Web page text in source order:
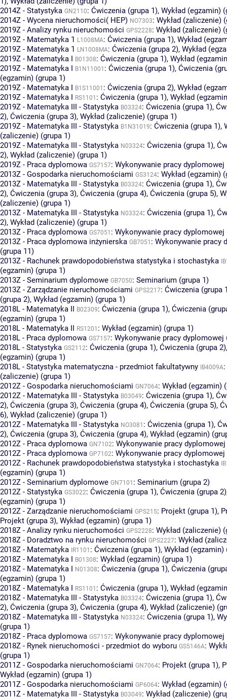
2014Z - Statystyka GN2110: Ćwiczenia (grupa 1), Wykład (egzamin)
2014Z - Wycena nieruchomości( HEP) NO7303: Wykład (zaliczenie)
2019Z - Analizy rynku nieruchomości GPS2228: Wykład (zaliczenie)
2019Z - Matematyka 1 L1008MA: Ćwiczenia (grupa 1), Wykład
2019Z - Matematyka 1 LN1008MA: Ćwiczenia (grupa 2), Wykład
2019Z - Matematyka I B01308: Ćwiczenia (grupa 1), Wykład
2019Z - Matematyka I B1N11001 : Ćwiczenia (grupa 1), Ćwiczenia
(egzamin) (grupa 1)
2019Z - Matematyka I B1S11001 : Ćwiczenia (grupa 2), Wykład
2019Z - Matematyka I RS1101 : Ćwiczenia (grupa 1), Wykład
2019Z - Matematyka III - Statystyka B03324: Ćwiczenia (grupa 1),
2), Ćwiczenia (grupa 3), Wykład (zaliczenie) (grupa 1)
2019Z - Matematyka III - Statystyka B1N31019: Ćwiczenia (grupa 1),
(zaliczenie) (grupa 1)
2019Z - Matematyka III - Statystyka N03324: Ćwiczenia (grupa 1),
2), Wykład (zaliczenie) (grupa 1)
2019Z - Praca dyplomowa GS7157: Wykonywanie pracy dyplomowej
2013Z - Gospodarka nieruchomościami GS3124: Wykład (egzamin)
2013Z - Matematyka III - Statystyka B03324: Ćwiczenia (grupa 1),
2), Ćwiczenia (grupa 3), Ćwiczenia (grupa 4), Ćwiczenia (grupa 5),
(zaliczenie) (grupa 1)
2013Z - Matematyka III - Statystyka N03324: Ćwiczenia (grupa 1),
2), Wykład (zaliczenie) (grupa 1)
2013Z - Praca dyplomowa GS7051 : Wykonywanie pracy dyplomowej
2013Z - Praca dyplomowa inżynierska GB7051 : Wykonywanie pracy
(grupa 11)
2013Z - Rachunek prawdopodobieństwa statystyka i stochastyka
(egzamin) (grupa 1)
2013Z - Seminarium dyplomowe GB7050: Seminarium (grupa 1)
2013Z - Zarządzanie nieruchomościami GPS2217: Ćwiczenia (grupa
(grupa 2), Wykład (egzamin) (grupa 1)
2018L - Matematyka II B02309: Ćwiczenia (grupa 1), Ćwiczenia
(egzamin) (grupa 1)
2018L - Matematyka II RS1201 : Wykład (egzamin) (grupa 1)
2018L - Praca dyplomowa GS7157: Wykonywanie pracy dyplomowej
2018L - Statystyka GS2112: Ćwiczenia (grupa 1), Ćwiczenia (grupa 2)
(egzamin) (grupa 1)
2018L - Statystyka matematyczna - przedmiot fakultatywny IB4009A:
(zaliczenie) (grupa 1)
2012Z - Gospodarka nieruchomościami GN7064: Wykład (egzamin)
2012Z - Matematyka III - Statystyka B03049: Ćwiczenia (grupa 1),
2), Ćwiczenia (grupa 3), Ćwiczenia (grupa 4), Ćwiczenia (grupa 5),
6), Wykład (zaliczenie) (grupa 1)
2012Z - Matematyka III - Statystyka NO3081 : Ćwiczenia (grupa 1),
2), Ćwiczenia (grupa 3), Ćwiczenia (grupa 4), Wykład (egzamin)
2012Z - Praca dyplomowa GN7102: Wykonywanie pracy dyplomowej
2012Z - Praca dyplomowa GP7102: Wykonywanie pracy dyplomowej
2012Z - Rachunek prawdopodobieństwa statystyka i stochastyka
(egzamin) (grupa 1)
2012Z - Seminarium dyplomowe GN7101 : Seminarium (grupa 2)
2012Z - Statystyka GS3022: Ćwiczenia (grupa 1), Ćwiczenia (grupa 2)
(egzamin) (grupa 1)
2012Z - Zarządzanie nieruchomościami GPS215: Projekt (grupa 1),
Projekt (grupa 3), Wykład (egzamin) (grupa 1)
2018Z - Analizy rynku nieruchomości GPS2228: Wykład (zaliczenie)
2018Z - Doradztwo na rynku nieruchomości GPS2227: Wykład
2018Z - Matematyka IR1101 : Ćwiczenia (grupa 1), Wykład (egzamin)
2018Z - Matematyka I B01308: Wykład (egzamin) (grupa 1)
2018Z - Matematyka I N01308: Ćwiczenia (grupa 1), Ćwiczenia
(egzamin) (grupa 1)
2018Z - Matematyka I RS1101 : Ćwiczenia (grupa 1), Wykład
2018Z - Matematyka III - Statystyka B03324: Ćwiczenia (grupa 1),
2), Ćwiczenia (grupa 3), Ćwiczenia (grupa 4), Wykład (zaliczenie)
2018Z - Matematyka III - Statystyka N03324: Ćwiczenia (grupa 1),
(grupa 1)
2018Z - Praca dyplomowa GS7157: Wykonywanie pracy dyplomowej
2018Z - Rynek nieruchomości - przedmiot do wyboru GS5146A:
(grupa 1)
2011Z - Gospodarka nieruchomościami GN7064: Projekt (grupa 1),
Wykład (egzamin) (grupa 1)
2011Z - Gospodarka nieruchomościami GP6064: Wykład (egzamin)
2011Z - Matematyka III - Statystyka B03049: Wykład (zaliczenie)